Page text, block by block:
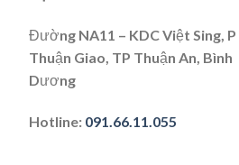
Đường NA11 – KDC Việt Sing, P
Thuận Giao, TP Thuận An, Bình
Dương
Hotline: 091.66.11.055